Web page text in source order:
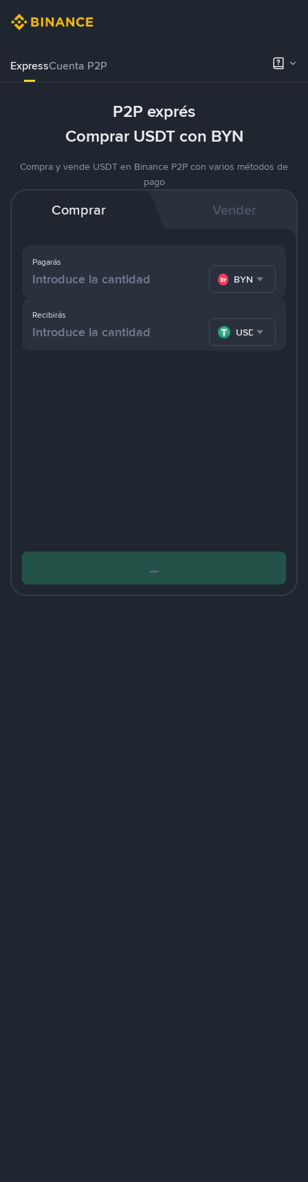
ExpressCuenta P2P
P2P exprés
Comprar USDT con BYN
Compra y vende USDT en Binance P2P con varios métodos de
pago
Comprar Vender
Pagarás
BYN
Recibirás
USDT